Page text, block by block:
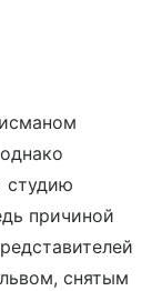
студию
причиной
снятым